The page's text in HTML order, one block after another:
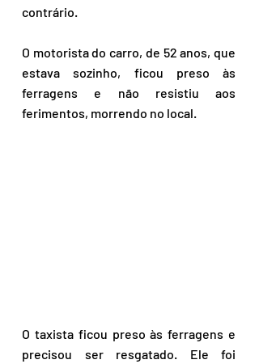
contrário.
O motorista do carro, de 52 anos, que
estava sozinho, ficou preso às
ferragens e não resistiu aos
ferimentos, morrendo no local.
O taxista ficou preso às ferragens e
precisou ser resgatado. Ele foi